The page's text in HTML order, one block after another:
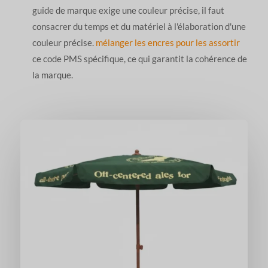
guide de marque exige une couleur précise, il faut
consacrer du temps et du matériel à l'élaboration d'une
couleur précise. mélanger les encres pour les assortir
ce code PMS spécifique, ce qui garantit la cohérence de
la marque.